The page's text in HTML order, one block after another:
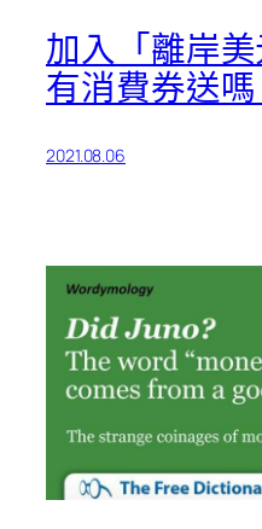
加入「離岸美
有消費券送嗎
2021.08.06